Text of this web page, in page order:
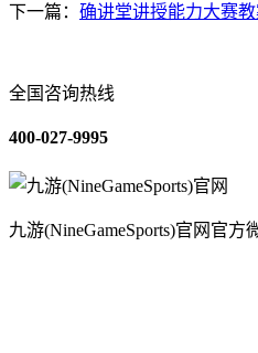
下一篇： 确讲堂讲授能力大赛
全国咨询热线
400-027-9995
九游(NineGameSports)官网官方